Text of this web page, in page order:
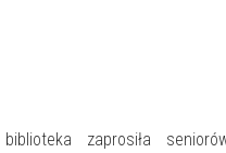
zaprosiła